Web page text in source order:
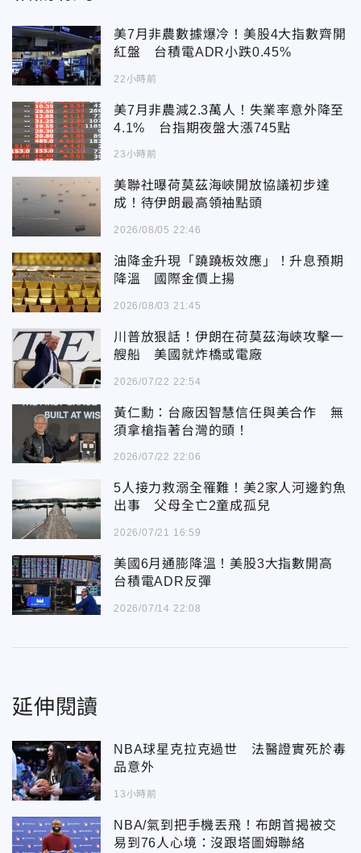
美7月非農數據爆冷！美股4大指數齊開
紅盤 台積電ADR小跌0.45%
22小時前
美7月非農減2.3萬人！失業率意外降至
4.1% 台指期夜盤大漲745點
23小時前
美聯社曝荷莫茲海峽開放協議初步達
成！待伊朗最高領袖點頭
2026/08/05 22:46
油降金升現「蹺蹺板效應」！升息預期
降溫 國際金價上揚
2026/08/03 21:45
川普放狠話！伊朗在荷莫茲海峽攻擊一
艘船 美國就炸橋或電廠
2026/07/22 22:54
黃仁勳：台廠因智慧信任與美合作 無
須拿槍指著台灣的頭！
2026/07/22 22:06
5人接力救溺全罹難！美2家人河邊釣魚
出事 父母全亡2童成孤兒
2026/07/21 16:59
美國6月通膨降溫！美股3大指數開高
台積電ADR反彈
2026/07/14 22:08
延伸閱讀
NBA球星克拉克過世 法醫證實死於毒
品意外
13小時前
NBA/氣到把手機丟飛！布朗首揭被交
易到76人心境：沒跟塔圖姆聯絡